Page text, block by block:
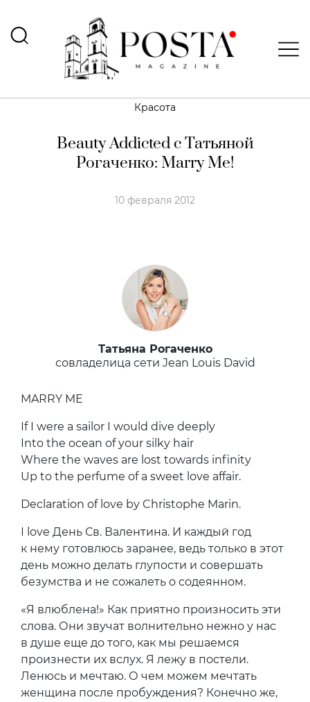
Красота
Beauty Addicted с Татьяной
Рогаченко: Marry Me!
10 февраля 2012
Татьяна Рогаченко
совладелица сети Jean Louis David
MARRY ME
If I were a sailor I would dive deeply
Into the ocean of your silky hair
Where the waves are lost towards infinity
Up to the perfume of a sweet love affair.
Declaration of love by Christophe Marin.
I love День Св. Валентина. И каждый год
к нему готовлюсь заранее, ведь только в этот
день можно делать глупости и совершать
безумства и не сожалеть о содеянном.
«Я влюблена!» Как приятно произносить эти
слова. Они звучат волнительно нежно у нас
в душе еще до того, как мы решаемся
произнести их вслух. Я лежу в постели.
Ленюсь и мечтаю. О чем можем мечтать
женщина после пробуждения? Конечно же,